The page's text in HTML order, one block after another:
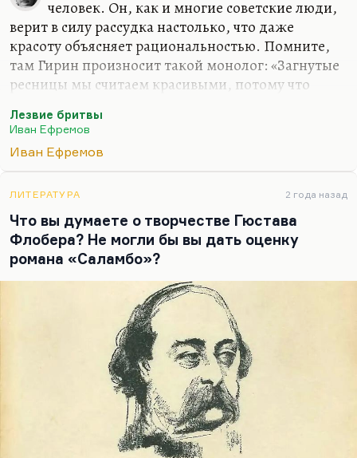
замечательный стилист. Вот уж тут…
человек. Он, как и многие советские люди,
верит в силу рассудка настолько, что даже
красоту объясняет рациональностью. Помните,
там Гирин произносит такой монолог: «Загнутые
ресницы мы считаем красивыми, потому что
всё равно, что теория Чернышевского,
«Прекрасное есть жизнь»: «Рассвет красив, а закат
некрасив».— «Почему?» — «Потому что жизнь —
касается Гирина: я встречал таких людей. И я
думаю, что сам Ефремов в огромной степени был
одним из таких людей.
Лезвие бритвы
Иван Ефремов
Иван Ефремов
ЛИТЕРАТУРА 2 года назад
Что вы думаете о творчестве Гюстава
Флобера? Не могли бы вы дать оценку
романа «Саламбо»?